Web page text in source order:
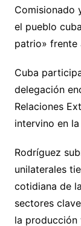
Comisionado
el pueblo
patrio» frente
Cuba
delegación
Relaciones
intervino en
Rodríguez
unilaterales
cotidiana de
sectores
la producción